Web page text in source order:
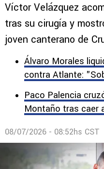
Víctor Velázquez
tras su cirugía y
joven canterano de
Álvaro Morales
contra Atlante:
Paco Palencia
Montaño tras caer
08/07/2026 - 08:52hs CST